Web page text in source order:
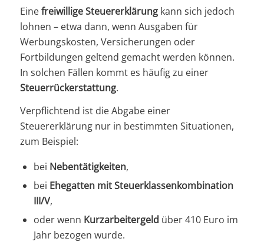
Einefreiwillige Steuererklärungkann sich jedoch
lohnen – etwa dann, wenn Ausgaben für
Werbungskosten, Versicherungen oder
Fortbildungen geltend gemacht werden können.
In solchen Fällen kommt es häufig zu einer
Steuerrückerstattung.
Verpflichtend ist die Abgabe einer
Steuererklärung nur in bestimmten Situationen,
zum Beispiel:
bei Nebentätigkeiten,
bei Ehegatten mit Steuerklassenkombination
III/V,
oder wenn Kurzarbeitergeld über 410 Euro im
Jahr bezogen wurde.